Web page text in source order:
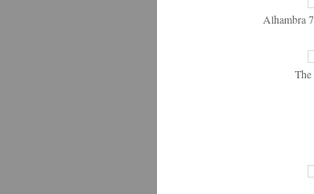
Alhambra